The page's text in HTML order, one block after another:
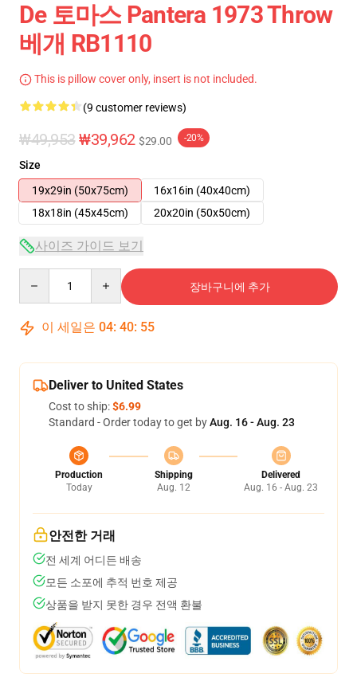
De 토마스 Pantera 1973 Throw
베개 RB1110
This is pillow cover only, insert is not included.
(9 customer reviews)
₩49,953 ₩39,962 $29.00 -20%
Size
19x29in (50x75cm)
16x16in (40x40cm)
18x18in (45x45cm)
20x20in (50x50cm)
사이즈 가이드 보기
장바구니에 추가
이 세일은 04: 40: 54
Deliver to United States
Cost to ship:$6.99
Standard - Order today to get byAug. 16 - Aug. 23
Production
Today
Shipping
Aug. 12
Delivered
Aug. 16 - Aug. 23
안전한 거래
전 세계 어디든 배송
모든 소포에 추적 번호 제공
상품을 받지 못한 경우 전액 환불